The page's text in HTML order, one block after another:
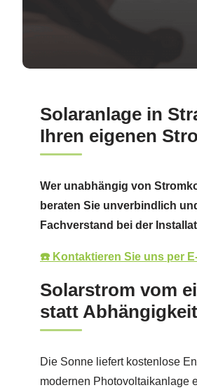
Solaranlage in
Ihren eigenen
Wer unabhängig von
beraten Sie unverbindlich
Fachverstand bei der
☎️ Kontaktieren Sie uns per
Solarstrom vom
statt Abhängigkeit
Die Sonne liefert kostenlose
modernen Photovoltaikanlage